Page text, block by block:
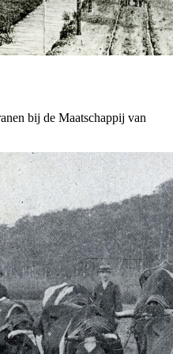
bij de Maatschappij van